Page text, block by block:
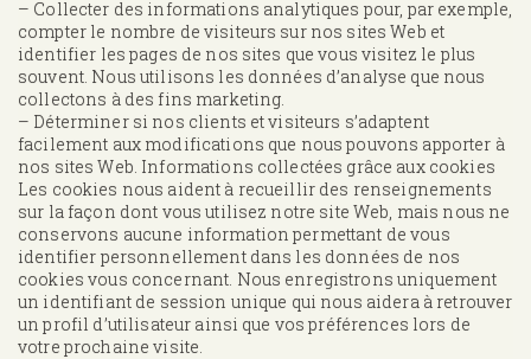
– Collecter des informations analytiques pour, par exemple,
compter le nombre de visiteurs sur nos sites Web et
identifier les pages de nos sites que vous visitez le plus
souvent. Nous utilisons les données d’analyse que nous
collectons à des fins marketing.
– Déterminer si nos clients et visiteurs s’adaptent
facilement aux modifications que nous pouvons apporter à
nos sites Web. Informations collectées grâce aux cookies
Les cookies nous aident à recueillir des renseignements
sur la façon dont vous utilisez notre site Web, mais nous ne
conservons aucune information permettant de vous
identifier personnellement dans les données de nos
cookies vous concernant. Nous enregistrons uniquement
un identifiant de session unique qui nous aidera à retrouver
un profil d’utilisateur ainsi que vos préférences lors de
votre prochaine visite.